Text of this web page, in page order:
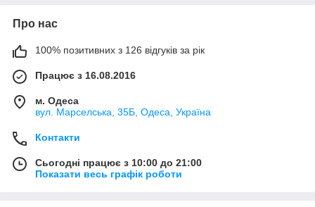
Про нас
100% позитивних з 126 відгуків за рік
Працює з 16.08.2016
м. Одеса
вул. Марселська, 35Б, Одеса, Україна
Контакти
Сьогодні працює з 10:00 до 21:00
Показати весь графік роботи